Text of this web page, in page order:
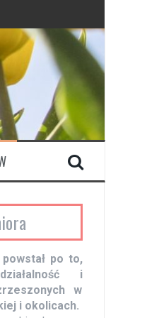
po to,
i
w
i okolicach.